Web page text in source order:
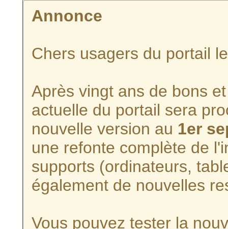
Annonce
Chers usagers du portail
Après vingt ans de bons
actuelle du portail sera
nouvelle version au 1er
une refonte complète de
supports (ordinateurs,
également de nouvelles
Vous pouvez tester la